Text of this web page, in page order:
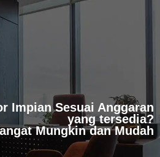
Impian Sesuai Anggaran
yang tersedia?
Mungkin dan Mudah